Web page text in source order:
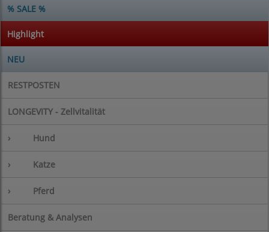
% SALE %
Highlight
NEU
RESTPOSTEN
LONGEVITY - Zellvitalität
› Hund
› Katze
› Pferd
Beratung & Analysen